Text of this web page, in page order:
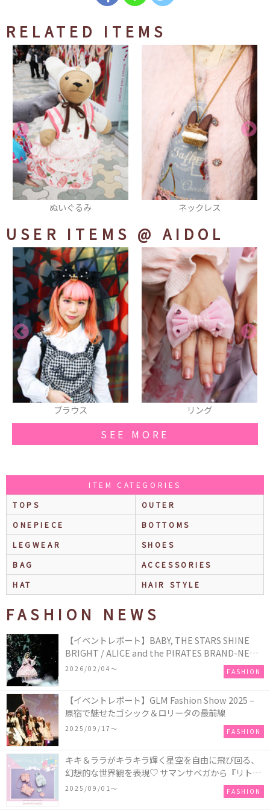
RELATED ITEMS
ネックレス ピアス
USER ITEMS @ AIDOL
リング 厚底スニーカー
SEE MORE
ITEM CATEGORIES
TOPS
OUTER
ONEPIECE
BOTTOMS
LEGWEAR
SHOES
BAG
ACCESSORIES
HAT
HAIR STYLE
FASHION NEWS
【イベントレポート】BABY, THE STARS SHINE
BRIGHT / ALICE and the PIRATES BRAND-NEW
COLLECTION in TOKYO
2026/02/04〜 FASHION
【イベントレポート】GLM Fashion Show 2025 –
原宿で魅せたゴシック＆ロリータの最前線
2025/09/17〜 FASHION
キキ＆ララがキラキラ輝く星空を自由に飛び回る、
幻想的な世界観を表現♡ サマンサベガから『リトル
ツインスターズ』50周年アニバーサリーイヤー』を
2025/09/01〜 FASHION